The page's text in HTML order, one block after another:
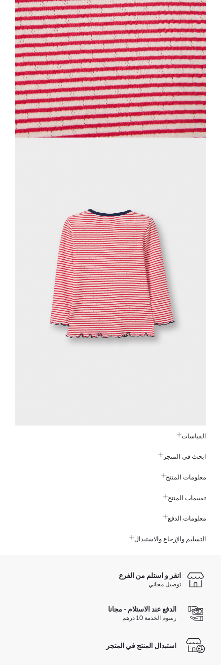
القياسات
ابحث في المتجر
معلومات المنتج
تقييمات المنتج
معلومات الدفع
التسليم والإرجاع والاستبدال
انقر و استلم من الفرع
توصيل مجاني
الدفع عند الاستلام - مجانا
رسوم الخدمة 10 درهم
استبدال المنتج في المتجر